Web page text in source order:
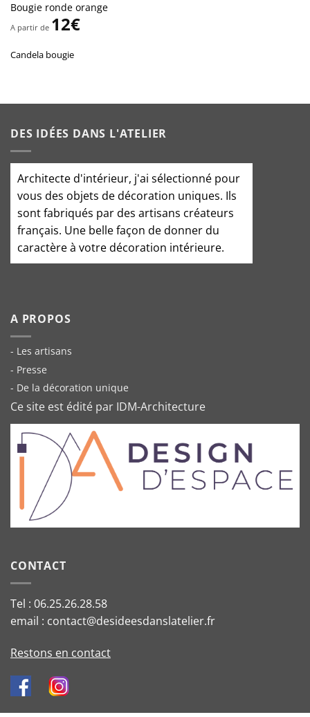
Bougie ronde orange
A partir de 12€
Candela bougie
DES IDÉES DANS L'ATELIER
Architecte d'intérieur, j'ai sélectionné pour
vous des objets de décoration uniques. Ils
sont fabriqués par des artisans créateurs
français. Une belle façon de donner du
caractère à votre décoration intérieure.
A PROPOS
- Les artisans
- Presse
- De la décoration unique
Ce site est édité par IDM-Architecture
CONTACT
Tel : 06.25.26.28.58
email : contact@desideesdanslatelier.fr
Restons en contact